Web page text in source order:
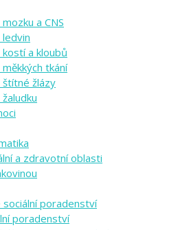
a CNS
ledvin
kostí a kloubů
měkkých tkání
štítné žlázy
a zdravotní oblasti
poradenství
poradenství